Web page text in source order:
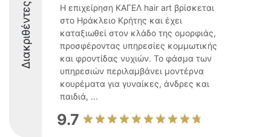
Διακριθέντες
Η επιχείρηση ΚΑΓΕΛ hair art βρίσκεται
στο Ηράκλειο Κρήτης και έχει
καταξιωθεί στον κλάδο της ομορφιάς,
προσφέροντας υπηρεσίες κομμωτικής
και φροντίδας νυχιών. Το φάσμα των
υπηρεσιών περιλαμβάνει μοντέρνα
κουρέματα για γυναίκες, άνδρες και
παιδιά, ...
9.7